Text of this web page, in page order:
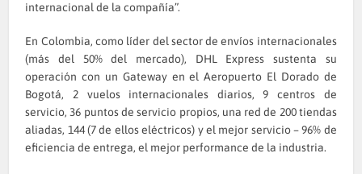
internacional de la compañía”.
En Colombia, como líder del sector de envíos internacionales
(más del 50% del mercado), DHL Express sustenta su
operación con un Gateway en el Aeropuerto El Dorado de
Bogotá, 2 vuelos internacionales diarios, 9 centros de
servicio, 36 puntos de servicio propios, una red de 200 tiendas
aliadas, 144 (7 de ellos eléctricos) y el mejor servicio – 96% de
eficiencia de entrega, el mejor performance de la industria.